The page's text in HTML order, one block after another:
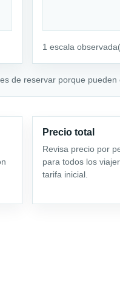
1 escala
de reservar porque pueden
Precio total
Revisa precio por
para todos los
tarifa inicial.